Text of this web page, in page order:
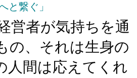
と繋ぐ」
営者が気持ちを通
の、それは生身の
人間は応えてくれ